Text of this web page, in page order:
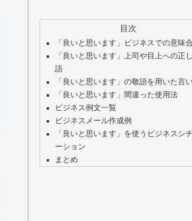
目次
「良いと思います」ビジネスでの意味
「良いと思います」上司や目上への正
語
「良いと思います」の敬語を用いた言
「良いと思います」間違った使用法
ビジネス例文一覧
ビジネスメール作成例
「良いと思います」を使うビジネスシ
ーション
まとめ